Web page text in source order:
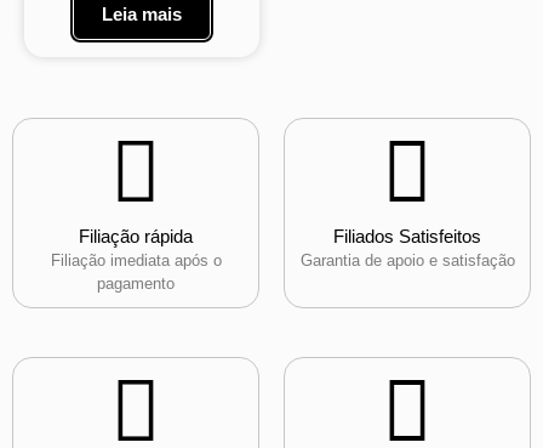
Leia mais
Filiação rápida
Filiação imediata após o
pagamento
Filiados Satisfeitos
Garantia de apoio e satisfação